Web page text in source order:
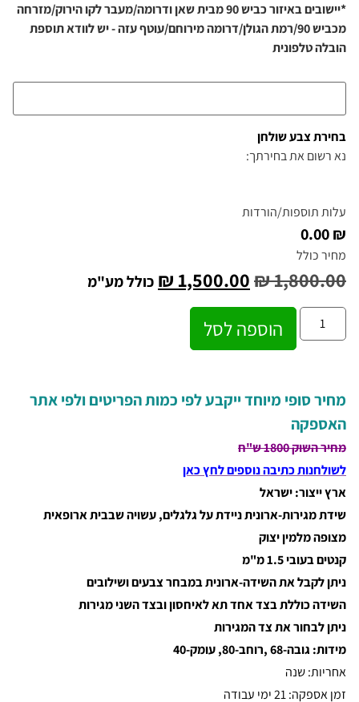
*יישובים באיזור כביש 90 מבית שאן ודרומה/מעבר לקו הירוק/מזרחה
מכביש 90/רמת הגולן/דרומה מירוחם/עוטף עזה - יש לוודא תוספת
הובלה טלפונית
בחירת צבע שולחן
נא רשום את בחירתך:
עלות תוספות/הורדות
₪ 0.00
מחיר כולל
₪1,800.00
₪ 1,500.00 כולל מע"מ
הוספה לסל
מחיר סופי מיוחד ייקבע לפי כמות הפריטים ולפי אתר
האספקה
מחיר השוק 1800 ש"ח
לשולחנות כתיבה נוספים לחץ כאן
ארץ ייצור: ישראל
שידת מגירות-ארונית ניידת על גלגלים,עשויה שבבית ארופאית
מצופה מלמין יצוק
קנטים בעובי 1.5 מ"מ
ניתן לקבל את השידה-ארונית במבחר צבעים ושילובים
השידה כוללת בצד אחד תא לאיחסון ובצד השני מגירות
ניתן לבחור את צד המגירות
מידות: גובה-68 ,רוחב-80, עומק-40
אחריות: שנה
זמן אספקה: 21 ימי עבודה